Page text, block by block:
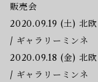
販売会
2020.09.19 (土) 北
/ ギャラリーミンネ
2020.09.18 (金) 北
/ ギャラリーミンネ